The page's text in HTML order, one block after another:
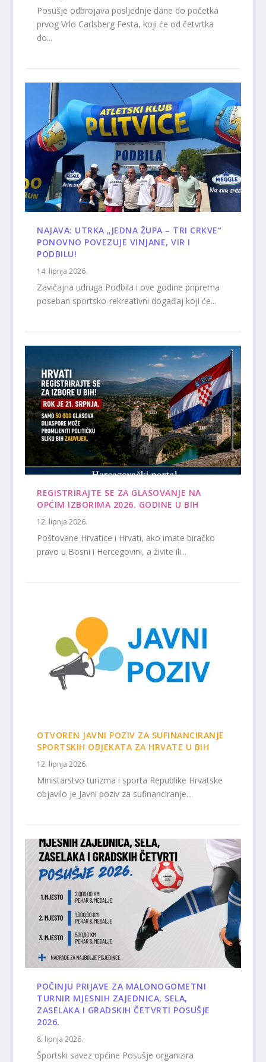
Posušje odbrojava posljednje dane do početka
prvog Vrlo Carlsberg Festa, koji će od četvrtka
do...
NAJAVA: UTRKA „JEDNA ŽUPA – TRI CRKVE“
PONOVNO POVEZUJE VINJANE, VIR I
PODBILU!
14. lipnja 2026.
Zavičajna udruga Podbila i ove godine priprema
poseban sportsko-rekreativni događaj koji će...
REGISTRIRAJTE SE ZA GLASOVANJE NA
OPĆIM IZBORIMA 2026. GODINE U BIH
12. lipnja 2026.
Poštovane Hrvatice i Hrvati, ako imate biračko
pravo u Bosni i Hercegovini, a živite ili...
OTVOREN JAVNI POZIV ZA SUFINANCIRANJE
SPORTSKIH OBJEKATA ZA HRVATE U BIH
12. lipnja 2026.
Ministarstvo turizma i sporta Republike Hrvatske
objavilo je Javni poziv za sufinanciranje...
POČINJU PRIJAVE ZA MALONOGOMETNI
TURNIR MJESNIH ZAJEDNICA, SELA,
ZASELAKA I GRADSKIH ČETVRTI POSUŠJE
2026.
8. lipnja 2026.
Športski savez općine Posušje organizira